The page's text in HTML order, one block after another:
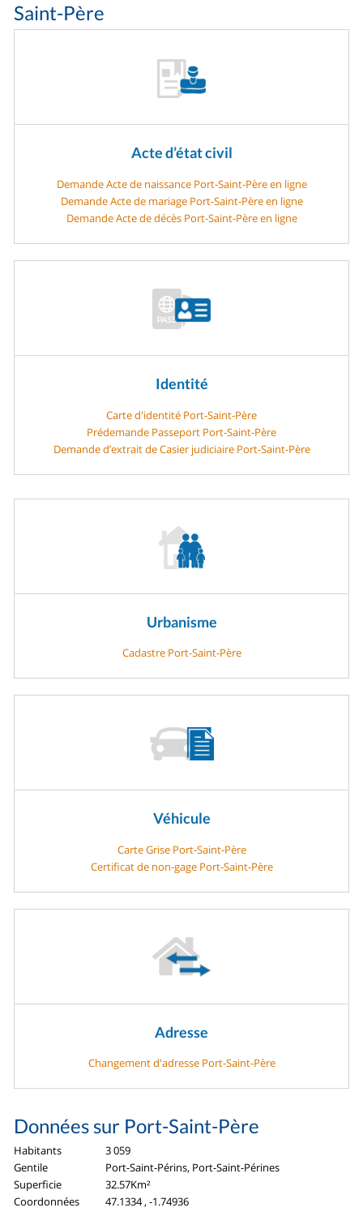
Saint-Père
Acte d’état civil
Demande Acte de naissance Port-Saint-Père en ligne
Demande Acte de mariage Port-Saint-Père en ligne
Demande Acte de décès Port-Saint-Père en ligne
Identité
Carte d'identité Port-Saint-Père
Prédemande Passeport Port-Saint-Père
Demande d’extrait de Casier judiciaire Port-Saint-Père
Urbanisme
Cadastre Port-Saint-Père
Véhicule
Carte Grise Port-Saint-Père
Certificat de non-gage Port-Saint-Père
Adresse
Changement d'adresse Port-Saint-Père
Données sur Port-Saint-Père
Habitants
3 059
Gentile
Port-Saint-Périns, Port-Saint-Pérines
Superficie
32.57Km²
Coordonnées
47.1334 , -1.74936